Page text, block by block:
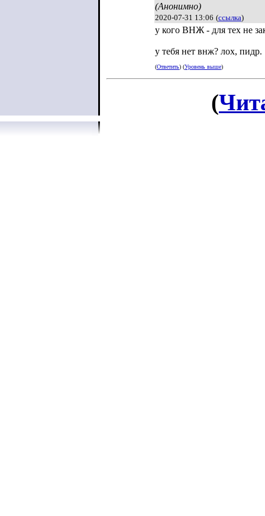
(Анонимно)
2020-07-31 13:06 (ссылка)
у кого ВНЖ - для тех не
у тебя нет внж? лох, пидр.
(Ответить) (Уровень выше)
(